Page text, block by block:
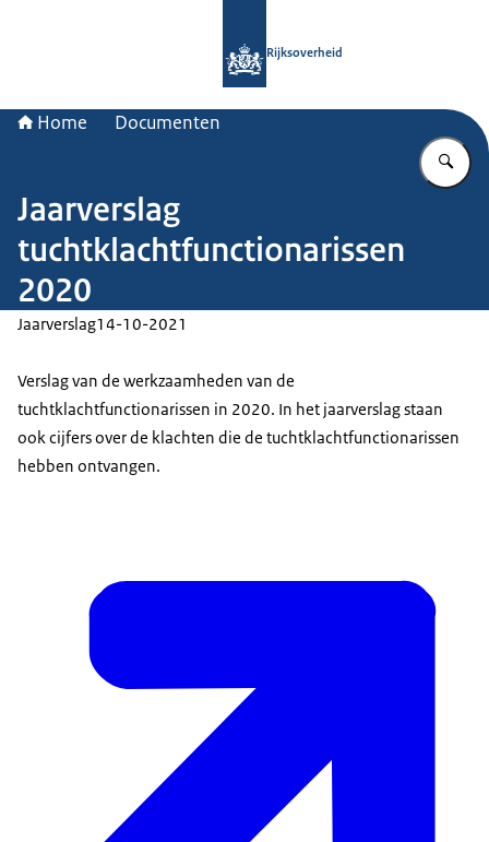
Rijksoverheid
Home Documenten
Jaarverslag
tuchtklachtfunctionarissen
2020
Jaarverslag14-10-2021
Verslag van de werkzaamheden van de
tuchtklachtfunctionarissen in 2020. In het jaarverslag staan
ook cijfers over de klachten die de tuchtklachtfunctionarissen
hebben ontvangen.